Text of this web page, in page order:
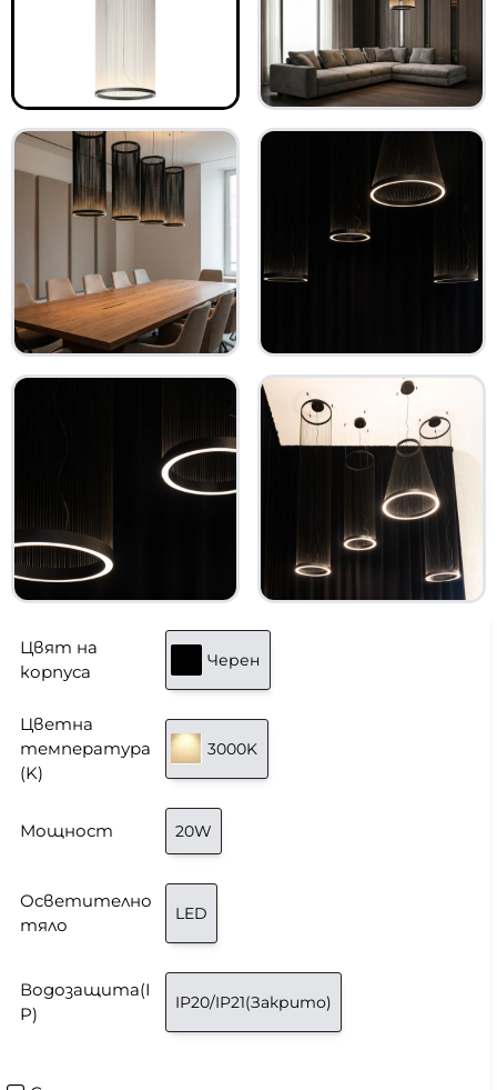
Цвят на
корпуса
Черен
Цветна
температура
(K)
3000K
Мощност 20W
Осветително
тяло
LED
Водозащита(I
P)
IP20/IP21(Закрито)